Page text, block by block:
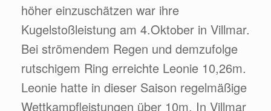
höher einzuschätzen war ihre
Kugelstoßleistung am 4.Oktober in Villmar.
Bei strömendem Regen und demzufolge
rutschigem Ring erreichte Leonie 10,26m.
Leonie hatte in dieser Saison regelmäßige
Wettkampfleistungen über 10m. In Villmar